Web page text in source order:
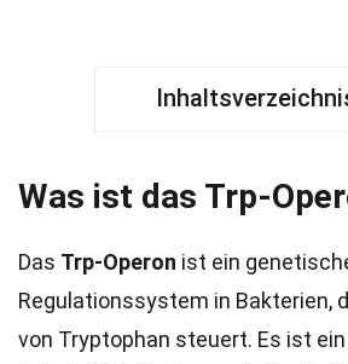
Was ist das Trp-
Das Trp-Operon ist ein
Regulationssystem in Bakterien,
von Tryptophan steuert. Es ist